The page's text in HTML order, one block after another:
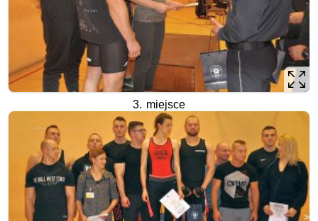
3. miejsce